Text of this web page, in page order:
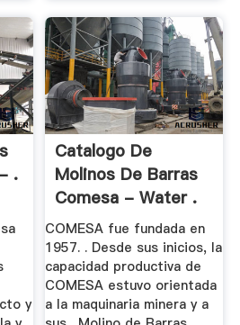
.
y
Catalogo De
Molinos De Barras
Comesa - Water .
COMESA fue fundada en
1957. . Desde sus inicios, la
capacidad productiva de
COMESA estuvo orientada
a la maquinaria minera y a